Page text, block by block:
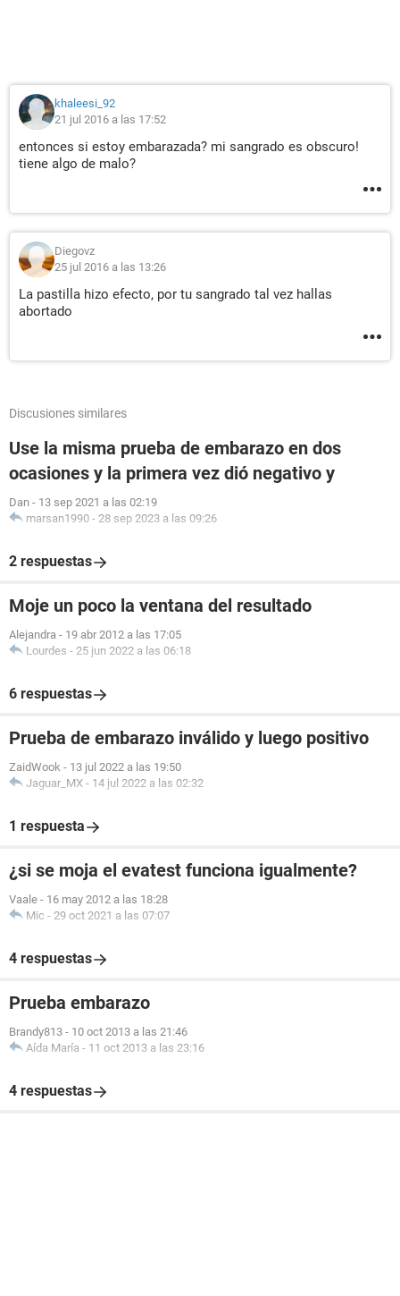
khaleesi_92
21 jul 2016 a las 17:52
entonces si estoy embarazada? mi sangrado es obscuro!
tiene algo de malo?
Diegovz
25 jul 2016 a las 13:26
La pastilla hizo efecto, por tu sangrado tal vez hallas
abortado
Discusiones similares
Use la misma prueba de embarazo en dos
ocasiones y la primera vez dió negativo y
Dan - 13 sep 2021 a las 02:19
marsan1990 - 28 sep 2023 a las 09:26
2 respuestas
Moje un poco la ventana del resultado
Alejandra - 19 abr 2012 a las 17:05
Lourdes - 25 jun 2022 a las 06:18
6 respuestas
Prueba de embarazo inválido y luego positivo
ZaidWook - 13 jul 2022 a las 19:50
Jaguar_MX - 14 jul 2022 a las 02:32
1 respuesta
¿si se moja el evatest funciona igualmente?
Vaale - 16 may 2012 a las 18:28
Mic - 29 oct 2021 a las 07:07
4 respuestas
Prueba embarazo
Brandy813 - 10 oct 2013 a las 21:46
Aída María - 11 oct 2013 a las 23:16
4 respuestas